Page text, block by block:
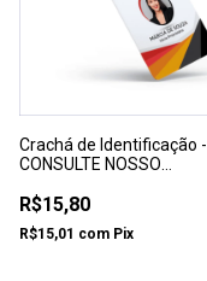
Crachá de Identificação -
CONSULTE NOSSO
ORÇAMENTO
PERSONALIZADO
R$15,80
R$15,01 com Pix